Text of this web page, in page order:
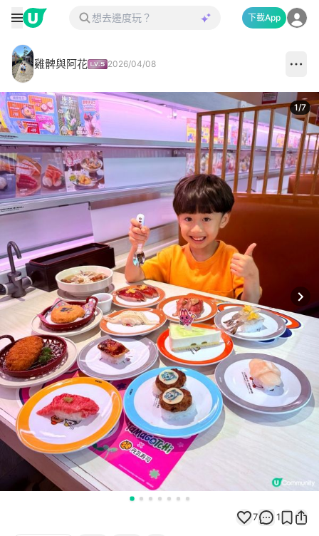
下載App
雞髀與阿花 2026/04/08
1/7
7 1